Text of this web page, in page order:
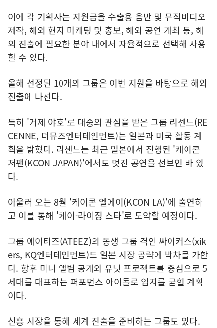
이에 각 기획사는 지원금을 수출용 음반 및 뮤직비디오
제작, 해외 현지 마케팅 및 홍보, 해외 공연 개최 등, 해
외 진출에 필요한 분야 내에서 자율적으로 선택해 사용
할 수 있다.
올해 선정된 10개의 그룹은 이번 지원을 바탕으로 해외
진출에 나선다.
특히 '거제 야호'로 대중의 관심을 받은 그룹 리센느(RE
CENNE, 더뮤즈엔터테인먼트)는 일본과 미국 활동 계
획을 밝혔다. 리센느는 최근 일본에서 진행된 '케이콘
저팬(KCON JAPAN)'에서도 멋진 공연을 선보인 바 있
다.
아울러 오는 8월 '케이콘 엘에이(KCON LA)'에 출연하
고 이를 통해 '케이-라이징 스타'로 도약할 예정이다.
그룹 에이티즈(ATEEZ)의 동생 그룹 격인 싸이커스(xik
ers, KQ엔터테인먼트)도 일본 시장 공략에 박차를 가한
다. 향후 미니 앨범 공개와 유닛 프로젝트를 중심으로 5
세대를 대표하는 퍼포먼스 아이돌로 입지를 굳힐 계획
이다.
신흥 시장을 통해 세계 진출을 준비하는 그룹도 있다.